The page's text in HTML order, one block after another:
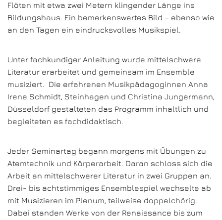
Flöten mit etwa zwei Metern klingender Länge ins
Bildungshaus. Ein bemerkenswertes Bild – ebenso wie
an den Tagen ein eindrucksvolles Musikspiel.
Unter fachkundiger Anleitung wurde mittelschwere
Literatur erarbeitet und gemeinsam im Ensemble
musiziert. Die erfahrenen Musikpädagoginnen Anna
Irene Schmidt, Steinhagen und Christina Jungermann,
Düsseldorf gestalteten das Programm inhaltlich und
begleiteten es fachdidaktisch.
Jeder Seminartag begann morgens mit Übungen zu
Atemtechnik und Körperarbeit. Daran schloss sich die
Arbeit an mittelschwerer Literatur in zwei Gruppen an.
Drei- bis achtstimmiges Ensemblespiel wechselte ab
mit Musizieren im Plenum, teilweise doppelchörig.
Dabei standen Werke von der Renaissance bis zum